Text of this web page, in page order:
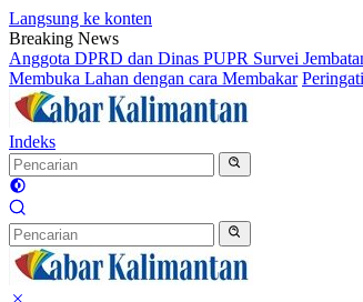
Langsung ke konten
Breaking News
Anggota DPRD dan Dinas PUPR Survei
Membuka Lahan dengan cara Membakar
Indeks